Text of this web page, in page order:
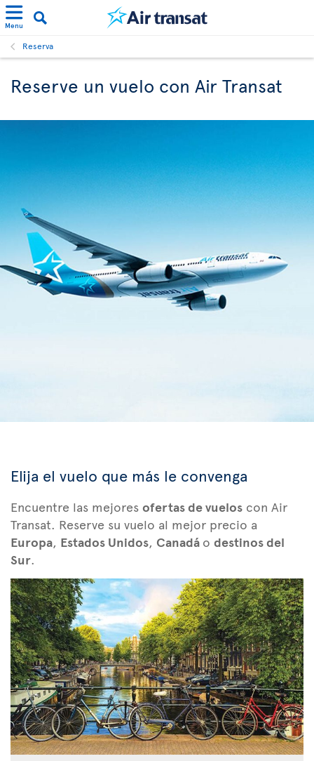
Menu
Reserva
Reserve un vuelo con Air Transat
Elija el vuelo que más le convenga
Encuentre las mejores ofertas de vuelos con Air
Transat. Reserve su vuelo al mejor precio a
Europa, Estados Unidos, Canadá o destinos del
Sur.